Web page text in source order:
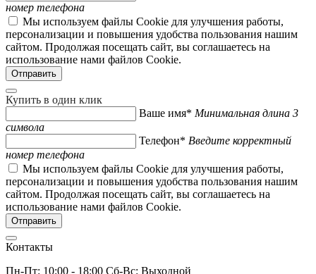
номер телефона
Мы используем файлы Cookie для улучшения работы,
персонализации и повышения удобства пользования нашим
сайтом. Продолжая посещать сайт, вы соглашаетесь на
использование нами файлов Cookie.
Купить в один клик
Ваше имя* Минимальная длина 3
символа
Телефон* Введите корректный
номер телефона
Мы используем файлы Cookie для улучшения работы,
персонализации и повышения удобства пользования нашим
сайтом. Продолжая посещать сайт, вы соглашаетесь на
использование нами файлов Cookie.
Контакты
Пн-Пт: 10:00 - 18:00 Сб-Вс: Выходной